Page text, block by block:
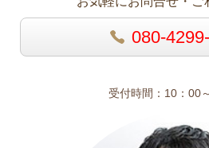
080-
受付時間：10：00